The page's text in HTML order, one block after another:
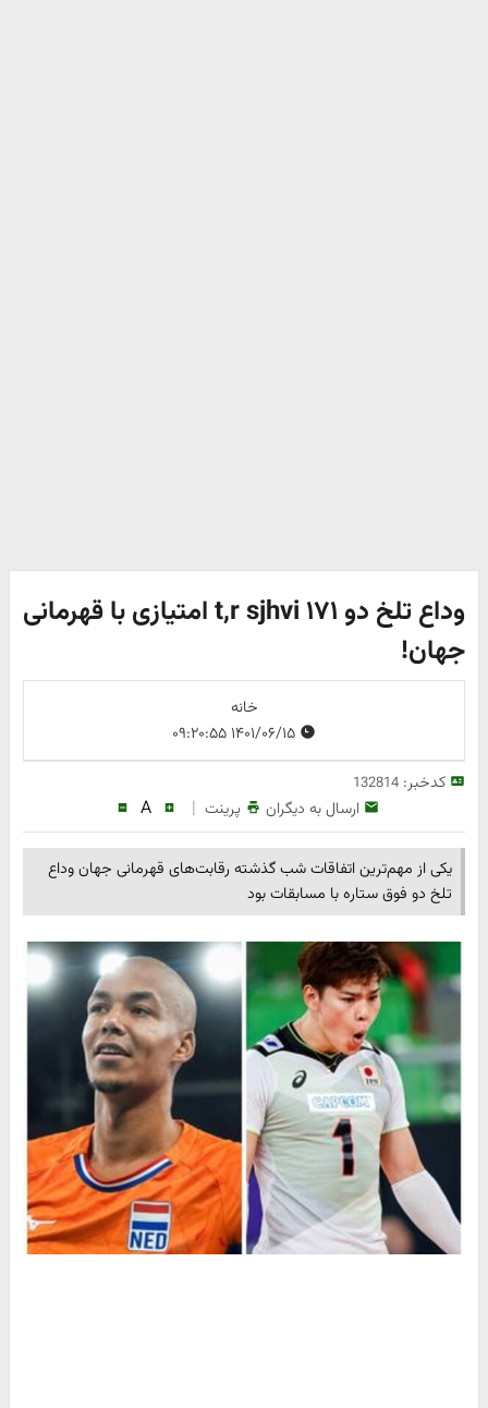
وداع تلخ دو t,r sjhvi ۱۷۱ امتیازی با قهرمانی
جهان!
خانه
کدخبر:132814
ارسال به دیگران پرینت |
A
یکی از مهم‌ترین اتفاقات شب گذشته رقابت‌های قهرمانی جهان وداع
تلخ دو فوق ستاره با مسابقات بود